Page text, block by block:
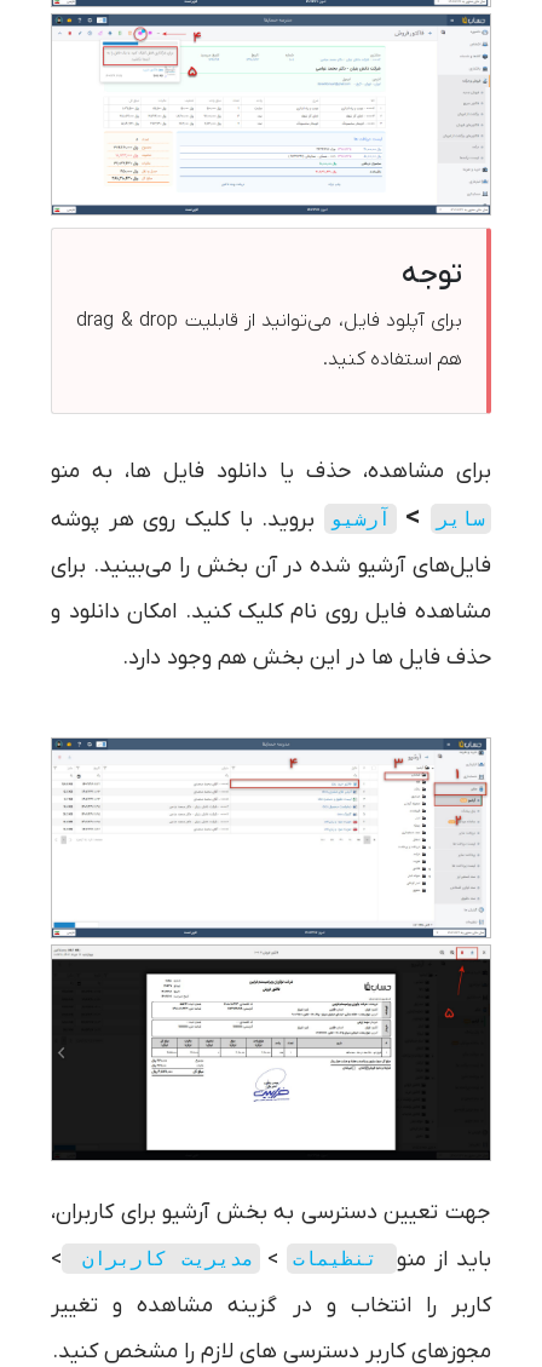
توجه
برای آپلود فایل، می‌توانید از قابلیت drag & drop
هم استفاده کنید.
برای مشاهده، حذف یا دانلود فایل ها، به منو
سایر > آرشیو
بروید. با کلیک روی هر پوشه
فایل‌های آرشیو شده در آن بخش را می‌بینید. برای
مشاهده فایل روی نام کلیک کنید. امکان دانلود و
حذف فایل ها در این بخش هم وجود دارد.
جهت تعیین دسترسی به بخش آرشیو برای کاربران،
باید از منو
تنظیمات > مدیریت کاربران
>
کاربر را انتخاب و در گزینه مشاهده و تغییر
مجوز‌های کاربر دسترسی های لازم را مشخص کنید.